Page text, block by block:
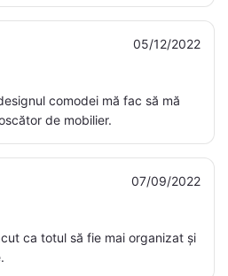
05/12/2022
comodei mă fac să mă
de mobilier.
07/09/2022
ca totul să fie mai organizat și